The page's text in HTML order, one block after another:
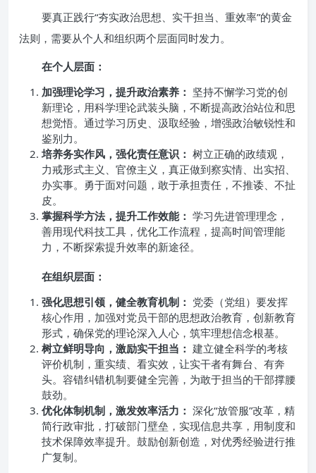
要真正践行“夯实政治思想、实干担当、重效率”的黄金
法则，需要从个人和组织两个层面同时发力。
在个人层面：
加强理论学习，提升政治素养： 坚持不懈学习党的创
新理论，用科学理论武装头脑，不断提高政治站位和思
想觉悟。通过学习历史、汲取经验，增强政治敏锐性和
鉴别力。
培养务实作风，强化责任意识： 树立正确的政绩观，
力戒形式主义、官僚主义，真正做到察实情、出实招、
办实事。勇于面对问题，敢于承担责任，不推诿、不扯
皮。
掌握科学方法，提升工作效能： 学习先进管理理念，
善用现代科技工具，优化工作流程，提高时间管理能
力，不断探索提升效率的新途径。
在组织层面：
强化思想引领，健全教育机制： 党委（党组）要发挥
核心作用，加强对党员干部的思想政治教育，创新教育
形式，确保党的理论深入人心，筑牢理想信念根基。
树立鲜明导向，激励实干担当： 建立健全科学的考核
评价机制，重实绩、看实效，让实干者有舞台、有奔
头。容错纠错机制要健全完善，为敢于担当的干部撑腰
鼓劲。
优化体制机制，激发效率活力： 深化“放管服”改革，精
简行政审批，打破部门壁垒，实现信息共享，用制度和
技术保障效率提升。鼓励创新创造，对优秀经验进行推
广复制。